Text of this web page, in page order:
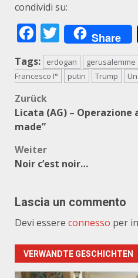
condividi su:
Facebook
Twitter
Share
Tags: erdogan gerusalemme
Francesco I°
putin Trump
Zurück
Licata (AG) – Operazione
made”
Weiter
Noir c’est noir…
Lascia un commento
Devi essere connesso per
VERWANDTE GESCHICHTEN